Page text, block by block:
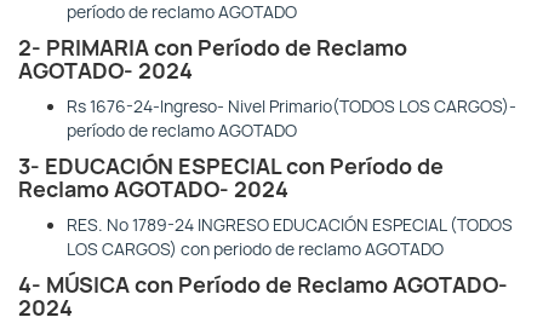
período de reclamo AGOTADO
2- PRIMARIA con Período de Reclamo
AGOTADO- 2024
Rs 1676-24-Ingreso- Nivel Primario(TODOS LOS CARGOS)-
período de reclamo AGOTADO
3- EDUCACIÓN ESPECIAL con Período de
Reclamo AGOTADO- 2024
RES. Nº 1789-24 INGRESO EDUCACIÓN ESPECIAL (TODOS
LOS CARGOS) con periodo de reclamo AGOTADO
4- MÚSICA con Período de Reclamo AGOTADO-
2024